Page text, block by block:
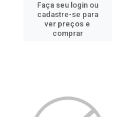
Faça seu login ou
cadastre-se para
ver preços e
comprar